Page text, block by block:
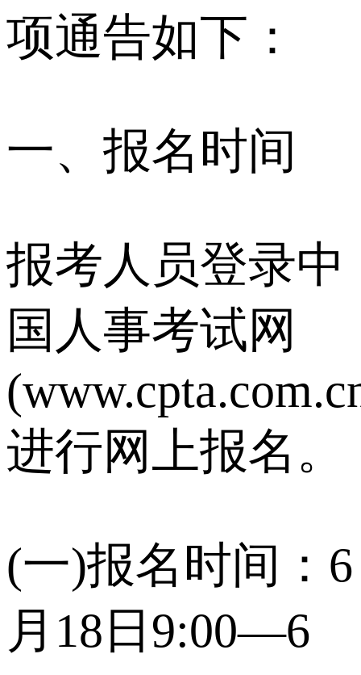
项通告如下：
一、报名时间
报考人员登录中
国人事考试网
进行网上报名。
(一)报名时间：6
月18日9:00—6